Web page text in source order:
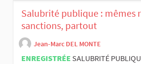
Salubrité publique : mêmes
sanctions, partout
Jean-Marc DEL MONTE
ENREGISTRÉE SALUBRITÉ